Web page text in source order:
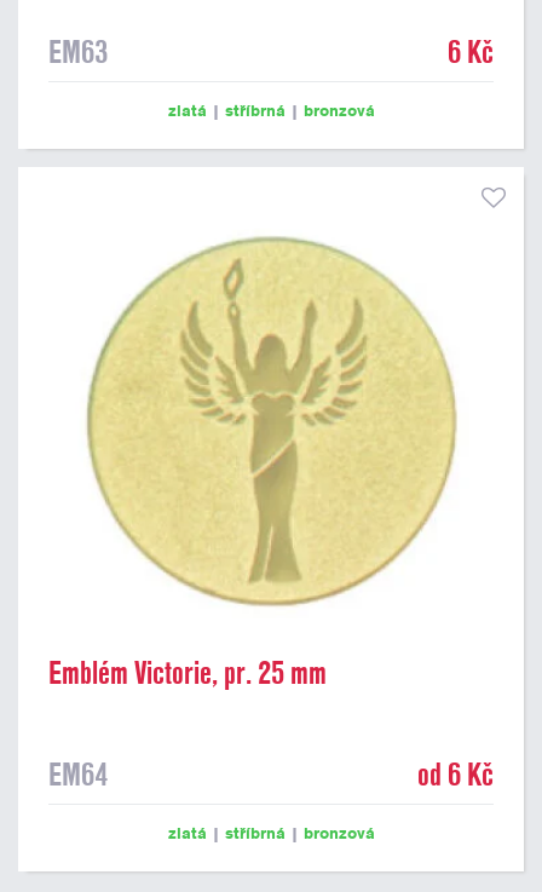
EM63 6 Kč
zlatá | stříbrná | bronzová
Emblém Victorie, pr. 25 mm
EM64 od 6 Kč
zlatá | stříbrná | bronzová